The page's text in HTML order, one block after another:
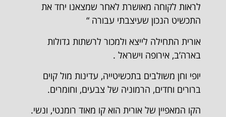
לראות לקוחה מאושרת לאחר שמצאנו יחד את
התכשיט הנכון שעיצבתי עבורה “
אורית התחילה לייצא ולמכור לרשתות גדולות
בארה’ב, אירופה וישראל .
יופי וחן משולבים בתכשיטייה, עדינות מול קוים
ברורים וחדים, הרמוניה של צבעים, וחומרים.
הקו המאפיין של אורית הוא קו מאוד רומנטי, ונשי.